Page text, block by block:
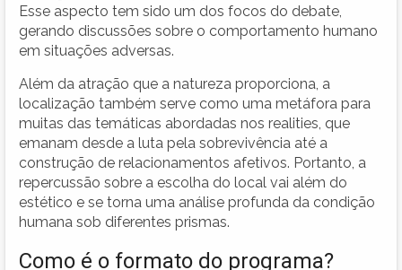
Esse aspecto tem sido um dos focos do debate,
gerando discussões sobre o comportamento humano
em situações adversas.
Além da atração que a natureza proporciona, a
localização também serve como uma metáfora para
muitas das temáticas abordadas nos realities, que
emanam desde a luta pela sobrevivência até a
construção de relacionamentos afetivos. Portanto, a
repercussão sobre a escolha do local vai além do
estético e se torna uma análise profunda da condição
humana sob diferentes prismas.
Como é o formato do programa?